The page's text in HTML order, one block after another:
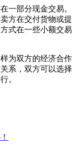
一部分现金交易。
方在交付货物或提
式在一些小额交易
为双方的经济合作
系，双方可以选择
。